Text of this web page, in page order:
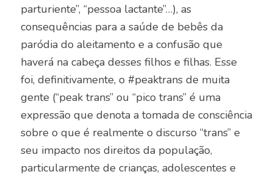
parturiente”, “pessoa lactante”…), as
consequências para a saúde de bebês da
paródia do aleitamento e a confusão que
haverá na cabeça desses filhos e filhas. Esse
foi, definitivamente, o #peaktrans de muita
gente (“peak trans” ou “pico trans” é uma
expressão que denota a tomada de consciência
sobre o que é realmente o discurso “trans” e
seu impacto nos direitos da população,
particularmente de crianças, adolescentes e